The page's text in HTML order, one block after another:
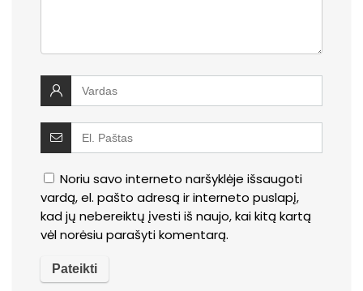
Noriu savo interneto naršyklėje išsaugoti
vardą, el. pašto adresą ir interneto puslapį,
kad jų nebereiktų įvesti iš naujo, kai kitą kartą
vėl norėsiu parašyti komentarą.